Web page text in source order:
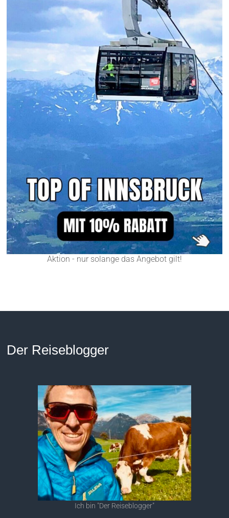
Aktion - nur solange das Angebot gilt!
Der Reiseblogger
Ich bin "Der Reiseblogger"